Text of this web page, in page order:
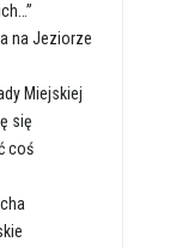
na Jeziorze
Miejskiej
się
coś